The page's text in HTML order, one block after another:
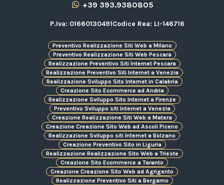
+39 393.9380805
P.Iva: 01660130491Codice Rea: LI-146716
Preventivo Realizzazione Siti Web a Milano
Preventivo Realizzazione Siti Web Pescara
Realizzazione Preventivo Siti Internet Pescara
Realizzazione Preventivo Siti Internet a Venezia
Realizzazione Sviluppo Sito Internet in Calabria
Creazione Sito Ecommerce ad Andria
Realizzazione Sviluppo Sito Internet a Firenze
Preventivo Sviluppo siti Internet a Venezia
Creazione Realizzazione Siti Web a Matera
Creazione Creazione Sito Web ad Ascoli Piceno
Realizzazione Sviluppo siti Internet a Bolzano
Creazione Preventivo Sito in Liguria
Realizzazione Realizzazione Sito Web a Trieste
Creazione Sito Ecommerce a Taranto
Creazione Creazione Sito Web ad Agrigento
Realizzazione Preventivo Siti a Bergamo